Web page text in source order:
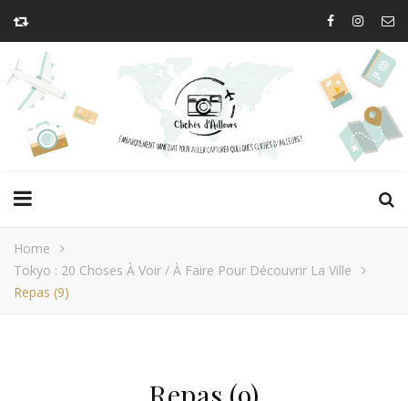
Home
Tokyo : 20 Choses À Voir / À Faire Pour Découvrir La Ville
Repas (9)